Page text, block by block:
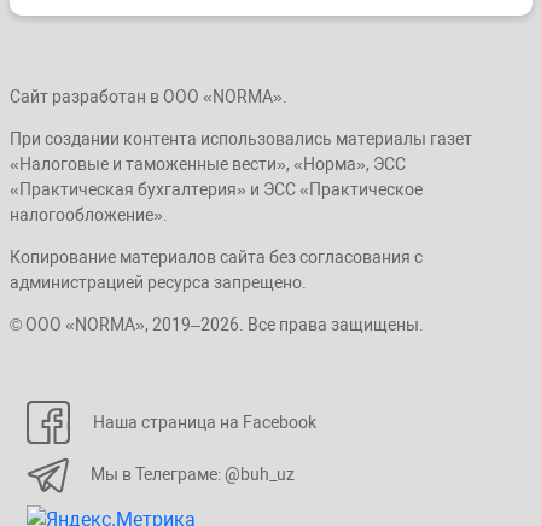
Сайт разработан в ООО «NORMA».
При создании контента использовались материалы газет
«Налоговые и таможенные вести», «Норма», ЭСС
«Практическая бухгалтерия» и ЭСС «Практическое
налогообложение».
Копирование материалов сайта без согласования с
администрацией ресурса запрещено.
© ООО «NORMA», 2019–2026. Все права защищены.
Наша страница на Facebook
Мы в Телеграме: @buh_uz